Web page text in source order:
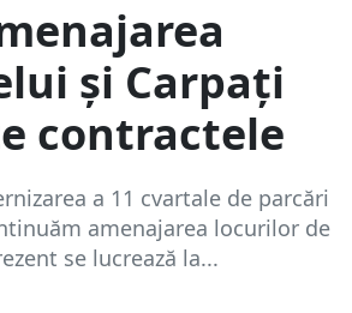
și Carpați
contractele
a 11 cvartale de parcări
amenajarea locurilor de
se lucrează la...